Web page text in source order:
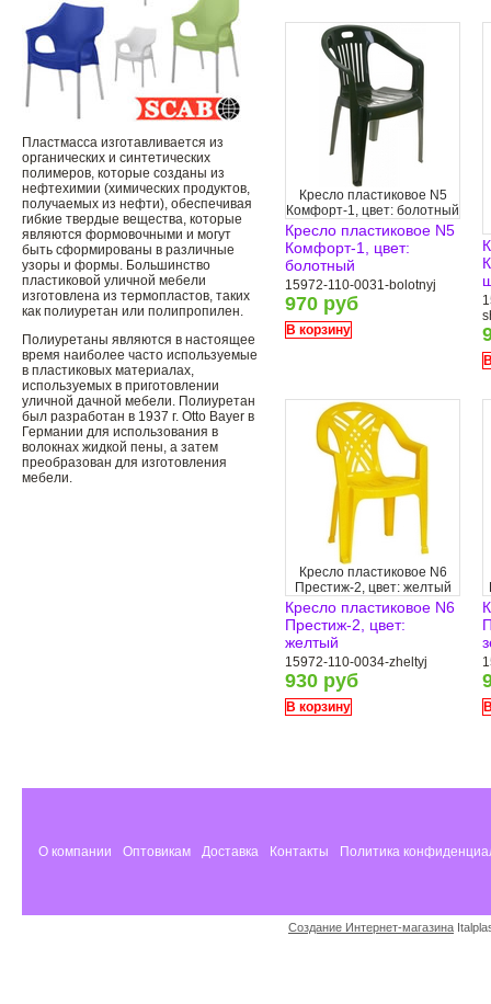
Пластмасса изготавливается из
органических и синтетических
полимеров, которые созданы из
нефтехимии (химических продуктов,
получаемых из нефти), обеспечивая
гибкие твердые вещества, которые
являются формовочными и могут
быть сформированы в различные
узоры и формы. Большинство
пластиковой уличной мебели
изготовлена ​​из термопластов, таких
как полиуретан или полипропилен.
Полиуретаны являются в настоящее
время наиболее часто используемые
в пластиковых материалах,
используемых в приготовлении
уличной дачной мебели. Полиуретан
был разработан в 1937 г. Otto Bayer в
Германии для использования в
волокнах жидкой пены, а затем
преобразован для изготовления
мебели.
Кресло пластиковое N5
Комфорт-1, цвет: болотный
Кресло пластиковое N5
Комфорт-1, цвет:
болотный
15972-110-0031-bolotnyj
970 руб
В корзину
Кресло пластиковое N6
Престиж-2, цвет: желтый
Кресло пластиковое N6
Престиж-2, цвет:
желтый
15972-110-0034-zheltyj
930 руб
В корзину
О компании Оптовикам Доставка Контакты Политика
Создание Интернет-магазина